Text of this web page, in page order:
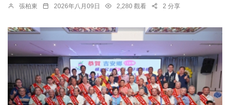
張柏東 2026年八月09日 2,280 觀看 2 分享